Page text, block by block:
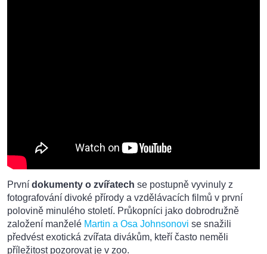
První dokumenty o zvířatech se postupně vyvinuly z
fotografování divoké přírody a vzdělávacích filmů v první
polovině minulého století. Průkopníci jako dobrodružně
založení manželé Martin a Osa Johnsonovi se snažili
předvést exotická zvířata divákům, kteří často neměli
příležitost pozorovat je v zoo.